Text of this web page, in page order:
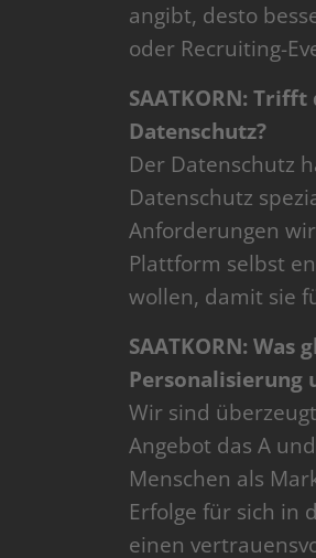
angibt, desto
oder Recruiting-
SAATKORN:
Datenschutz?
Der Datenschutz
Datenschutz
Anforderungen
Plattform selbst
wollen, damit sie
SAATKORN:
Wir sind
Angebot das A
Menschen als
Erfolge für sich in
einen